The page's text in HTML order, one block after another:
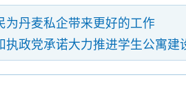
为丹麦私企带来更好的工作
执政党承诺大力推进学生公寓建